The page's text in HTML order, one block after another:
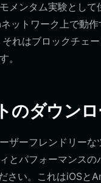
メンタム実験とし
ットワーク上で動
れはブロックチェ
。
のダウンロ
ザーフレンドリー
とパフォーマンス
さい。これはiOSと